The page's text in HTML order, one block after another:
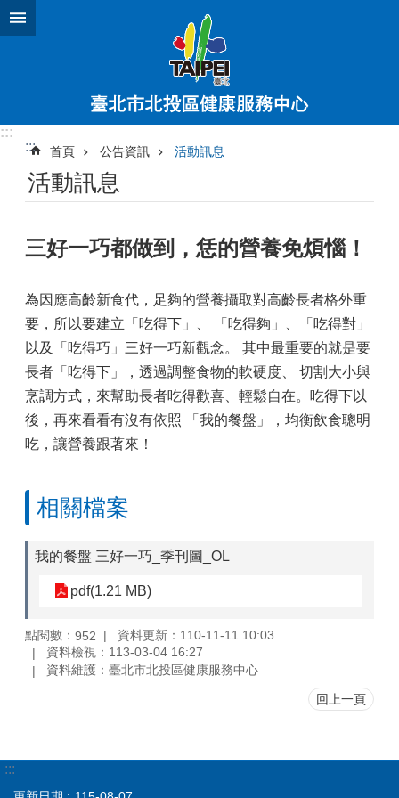
跳到主要內容區塊
:::
:::
首頁 公告資訊 活動訊息
活動訊息
三好一巧都做到，恁的營養免煩惱！
為因應高齡新食代，足夠的營養攝取對高齡長者格外重
要，所以要建立「吃得下」、 「吃得夠」、「吃得對」
以及「吃得巧」三好一巧新觀念。 其中最重要的就是要
長者「吃得下」，透過調整食物的軟硬度、 切割大小與
烹調方式，來幫助長者吃得歡喜、輕鬆自在。吃得下以
後，再來看看有沒有依照 「我的餐盤」，均衡飲食聰明
吃，讓營養跟著來！
相關檔案
我的餐盤 三好一巧_季刊圖_OL
pdf(1.21 MB)
點閱數： 952
資料更新：110-11-11 10:03
資料檢視：113-03-04 16:27
資料維護：臺北市北投區健康服務中心
回上一頁
:::